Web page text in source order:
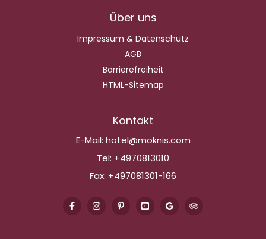
Über uns
Impressum & Datenschutz
AGB
Barrierefreiheit
HTML-Sitemap
Kontakt
E-Mail: hotel@moknis.com
Tel: +4970813010
Fax: +497081301-166